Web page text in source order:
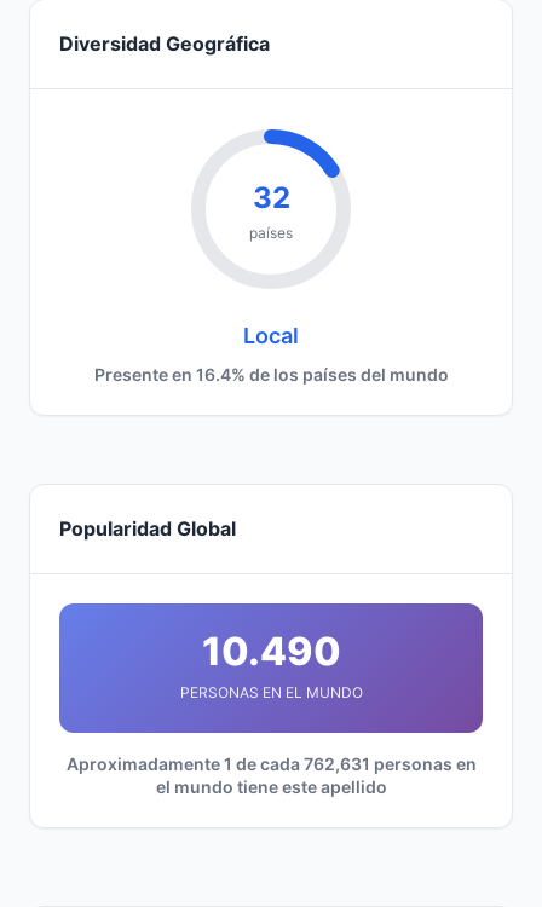
Diversidad Geográfica
32
países
Local
Presente en 16.4% de los países del mundo
Popularidad Global
10.490
PERSONAS EN EL MUNDO
Aproximadamente 1 de cada 762,631 personas en
el mundo tiene este apellido